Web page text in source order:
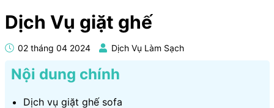
Dịch Vụ giặt ghế
02 tháng 04 2024 Dịch Vụ Làm Sạch
Nội dung chính
Dịch vụ giặt ghế sofa